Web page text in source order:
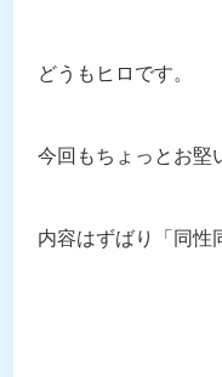
どうもヒロです。
今回もちょっとお堅
内容はずばり「同性